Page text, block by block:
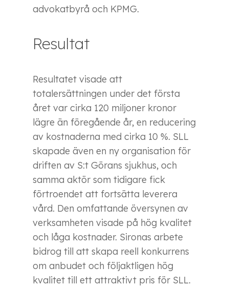
advokatbyrå och KPMG.
Resultat
Resultatet visade att
totalersättningen under det första
året var cirka 120 miljoner kronor
lägre än föregående år, en reducering
av kostnaderna med cirka 10 %. SLL
skapade även en ny organisation för
driften av S:t Görans sjukhus, och
samma aktör som tidigare fick
förtroendet att fortsätta leverera
vård. Den omfattande översynen av
verksamheten visade på hög kvalitet
och låga kostnader. Sironas arbete
bidrog till att skapa reell konkurrens
om anbudet och följaktligen hög
kvalitet till ett attraktivt pris för SLL.